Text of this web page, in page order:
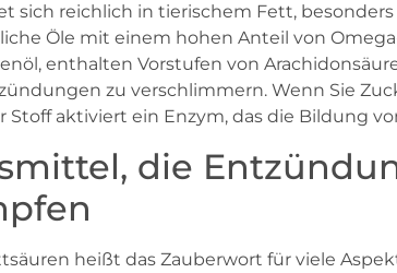
sich reichlich in tierischem Fett,
Öle mit einem hohen Anteil von
enthalten Vorstufen von
zu verschlimmern. Wenn Sie
Stoff aktiviert ein Enzym, das die Bildung
die
heißt das Zauberwort für viele